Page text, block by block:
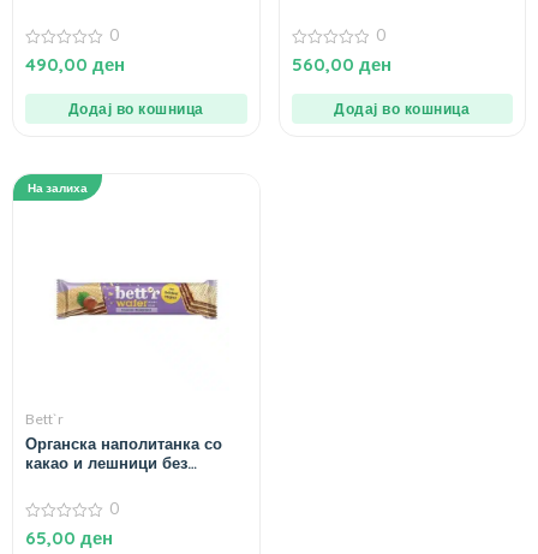
200 гр.
0
од
0
490,00 ден
Додај во кошница
150 гр.
0
од
0
560,00 ден
Додај во кошница
На залиха
Bett`r
Органска наполитанка со
какао и лешници без
0
од
0
65,00 ден